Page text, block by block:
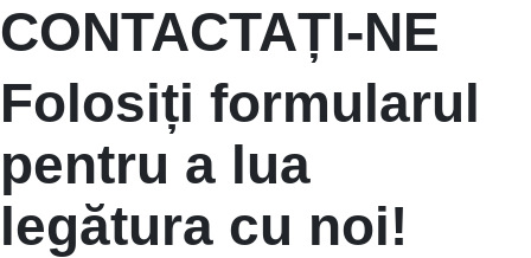
CONTACTAȚI-NE
Folosiți formularul
pentru a lua
legătura cu noi!